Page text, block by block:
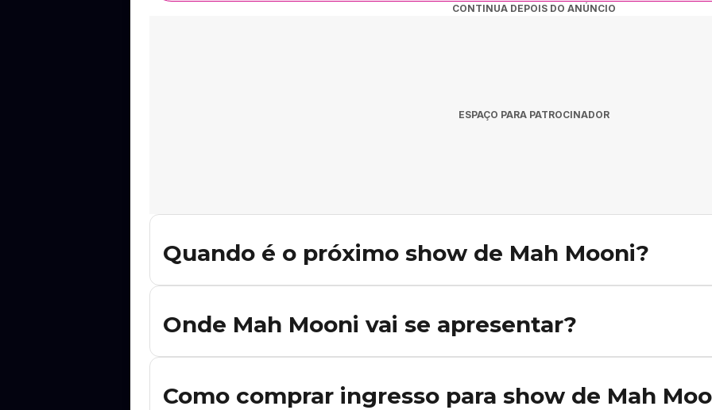
CONTINUA DEPOIS DO ANÚNCIO
ESPAÇO PARA PATROCINADOR
Quando é o próximo show de Mah Mooni?
Onde Mah Mooni vai se apresentar?
Como comprar ingresso para show de Mah